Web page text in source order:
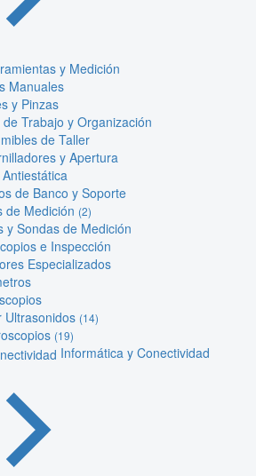
y Medición
Manuales
y Pinzas
de Trabajo y Organización
de Taller
y Apertura
de Banco y Soporte
de Medición (2)
y Sondas de Medición
e Inspección
Especializados
Ultrasonidos (14)
(19)
Informática y Conectividad